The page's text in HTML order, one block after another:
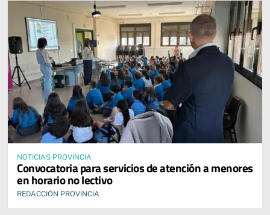
NOTICIAS PROVINCIA
Convocatoria para servicios de atención a menores
en horario no lectivo
REDACCIÓN PROVINCIA